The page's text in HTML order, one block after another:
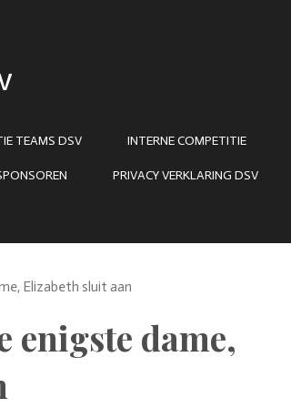
TEAMS DSV INTERNE COMPETITIE
PRIVACY VERKLARING DSV
Elizabeth sluit aan
enigste dame,